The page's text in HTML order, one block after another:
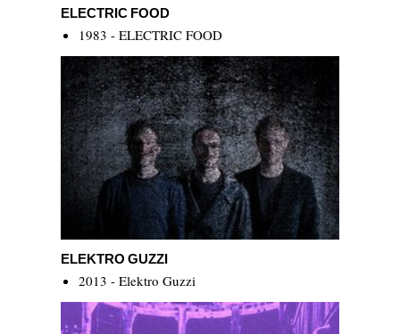
ELECTRIC FOOD
1983 - ELECTRIC FOOD
ELEKTRO GUZZI
2013 - Elektro Guzzi